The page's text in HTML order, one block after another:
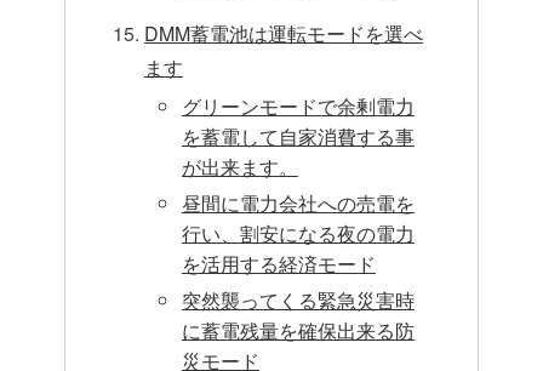
DMM蓄電池は運転モードを選べ
ます
グリーンモードで余剰電力
を蓄電して自家消費する事
が出来ます。
昼間に電力会社への売電を
行い、割安になる夜の電力
を活用する経済モード
突然襲ってくる緊急災害時
に蓄電残量を確保出来る防
災モード